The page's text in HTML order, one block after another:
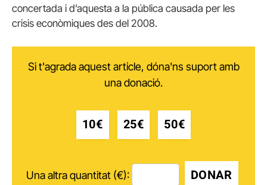
concertada i d’aquesta a la pública causada per les
crisis econòmiques des del 2008.
Si t'agrada aquest article, dóna'ns suport amb
una donació.
10€ 25€ 50€
Una altra quantitat (€): DONAR